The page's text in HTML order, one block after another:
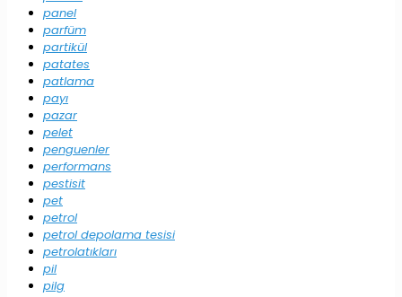
panel
parfüm
partikül
patates
patlama
payı
pazar
pelet
penguenler
performans
pestisit
pet
petrol
petrol depolama tesisi
petrolatıkları
pil
pilg